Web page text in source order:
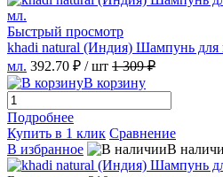
Быстрый просмотр
khadi natural (Индия) Шампунь
мл. 392.70 ₽ / шт 1 309 ₽
В корзину
Подробнее
Купить в 1 клик Сравнение
В избранное
В